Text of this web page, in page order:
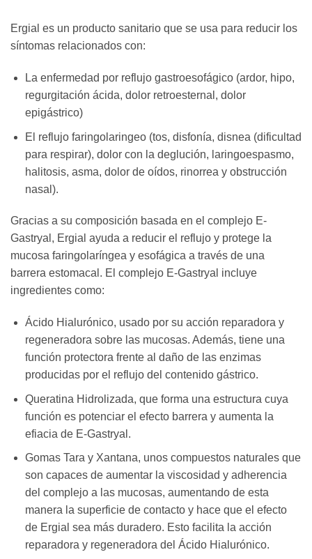
Ergial es un producto sanitario que se usa para reducir los
síntomas relacionados con:
La enfermedad por reflujo gastroesofágico (ardor, hipo,
regurgitación ácida, dolor retroesternal, dolor
epigástrico)
El reflujo faringolaringeo (tos, disfonía, disnea (dificultad
para respirar), dolor con la deglución, laringoespasmo,
halitosis, asma, dolor de oídos, rinorrea y obstrucción
nasal).
Gracias a su composición basada en el complejo E-
Gastryal, Ergial ayuda a reducir el reflujo y protege la
mucosa faringolaríngea y esofágica a través de una
barrera estomacal. El complejo E-Gastryal incluye
ingredientes como:
Ácido Hialurónico, usado por su acción reparadora y
regeneradora sobre las mucosas. Además, tiene una
función protectora frente al daño de las enzimas
producidas por el reflujo del contenido gástrico.
Queratina Hidrolizada, que forma una estructura cuya
función es potenciar el efecto barrera y aumenta la
efiacia de E-Gastryal.
Gomas Tara y Xantana, unos compuestos naturales que
son capaces de aumentar la viscosidad y adherencia
del complejo a las mucosas, aumentando de esta
manera la superficie de contacto y hace que el efecto
de Ergial sea más duradero. Esto facilita la acción
reparadora y regeneradora del Ácido Hialurónico.